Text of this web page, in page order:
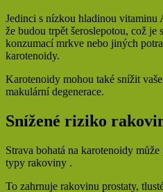
Jedinci s nízkou hladinou vitaminu
že budou trpět šeroslepotou, což je
konzumací mrkve nebo jiných
karotenoidy.
Karotenoidy mohou také snížit
makulární degenerace.
Snížené riziko
Strava bohatá na karotenoidy
typy rakoviny .
To zahrnuje rakovinu prostaty,